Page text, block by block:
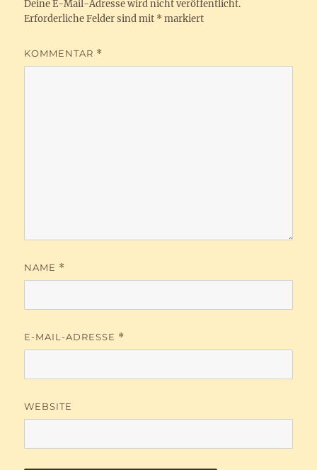
Deine E-Mail-Adresse wird nicht veröffentlicht.
Erforderliche Felder sind mit * markiert
KOMMENTAR *
NAME *
E-MAIL-ADRESSE *
WEBSITE